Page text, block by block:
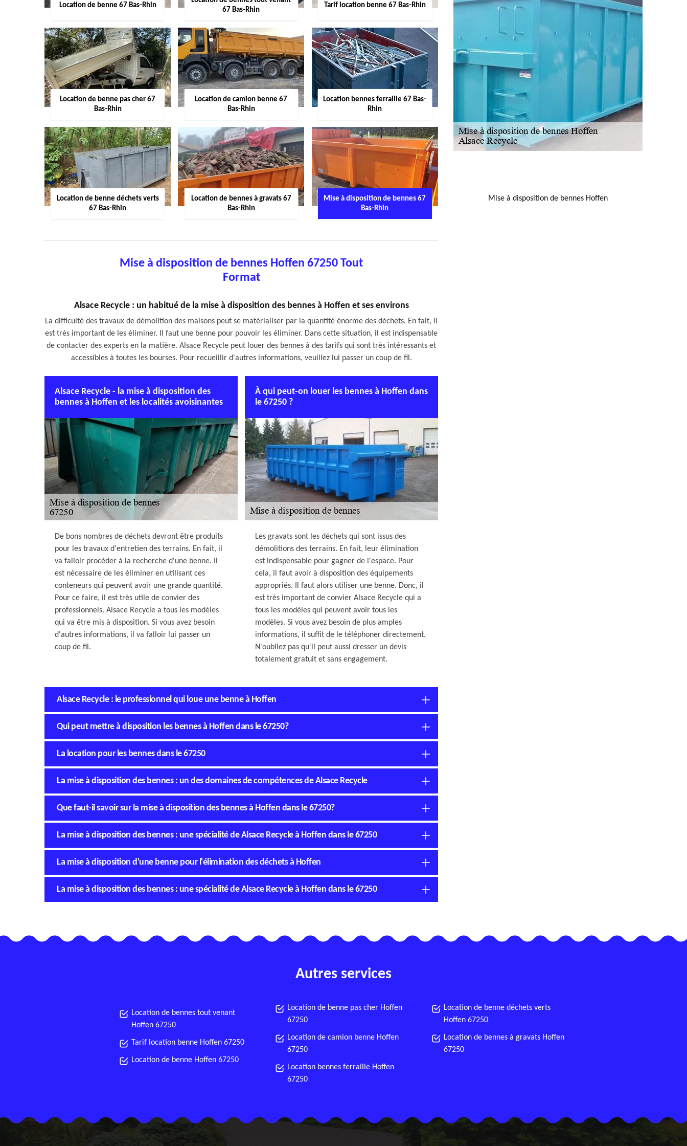
Location de benne 67 Bas-Rhin
67 Bas-Rhin
Tarif location benne 67 Bas-Rhin
Location de benne pas cher 67
Bas-Rhin
Location de camion benne 67
Bas-Rhin
Location bennes ferraille 67 Bas-
Rhin
Location de benne déchets verts
67 Bas-Rhin
Location de bennes à gravats 67
Bas-Rhin
Mise à disposition de bennes 67
Bas-Rhin
Mise à disposition de bennes Hoffen 67250 Tout
Format
Alsace Recycle : un habitué de la mise à disposition des bennes à Hoffen et ses environs
La difficulté des travaux de démolition des maisons peut se matérialiser par la quantité énorme des déchets. En fait, il
est très important de les éliminer. Il faut une benne pour pouvoir les éliminer. Dans cette situation, il est indispensable
de contacter des experts en la matière. Alsace Recycle peut louer des bennes à des tarifs qui sont très intéressants et
accessibles à toutes les bourses. Pour recueillir d'autres informations, veuillez lui passer un coup de fil.
Alsace Recycle - la mise à disposition des
bennes à Hoffen et les localités avoisinantes
De bons nombres de déchets devront être produits
pour les travaux d'entretien des terrains. En fait, il
va falloir procéder à la recherche d'une benne. Il
est nécessaire de les éliminer en utilisant ces
conteneurs qui peuvent avoir une grande quantité.
Pour ce faire, il est très utile de convier des
professionnels. Alsace Recycle a tous les modèles
qui va être mis à disposition. Si vous avez besoin
d'autres informations, il va falloir lui passer un
coup de fil.
À qui peut-on louer les bennes à Hoffen dans
le 67250 ?
Les gravats sont les déchets qui sont issus des
démolitions des terrains. En fait, leur élimination
est indispensable pour gagner de l'espace. Pour
cela, il faut avoir à disposition des équipements
appropriés. Il faut alors utiliser une benne. Donc, il
est très important de convier Alsace Recycle qui a
tous les modèles qui peuvent avoir tous les
modèles. Si vous avez besoin de plus amples
informations, il suffit de le téléphoner directement.
N'oubliez pas qu'il peut aussi dresser un devis
totalement gratuit et sans engagement.
Alsace Recycle : le professionnel qui loue une benne à Hoffen
Qui peut mettre à disposition les bennes à Hoffen dans le 67250?
La location pour les bennes dans le 67250
La mise à disposition des bennes : un des domaines de compétences de Alsace Recycle
Que faut-il savoir sur la mise à disposition des bennes à Hoffen dans le 67250?
La mise à disposition des bennes : une spécialité de Alsace Recycle à Hoffen dans le 67250
La mise à disposition d'une benne pour l'élimination des déchets à Hoffen
La mise à disposition des bennes : une spécialité de Alsace Recycle à Hoffen dans le 67250
Mise à disposition de bennes Hoffen
Autres services
Location de bennes tout venant
Hoffen 67250
Tarif location benne Hoffen 67250
Location de benne Hoffen 67250
Location de benne pas cher Hoffen
67250
Location de camion benne Hoffen
67250
Location bennes ferraille Hoffen
67250
Location de benne déchets verts
Hoffen 67250
Location de bennes à gravats Hoffen
67250